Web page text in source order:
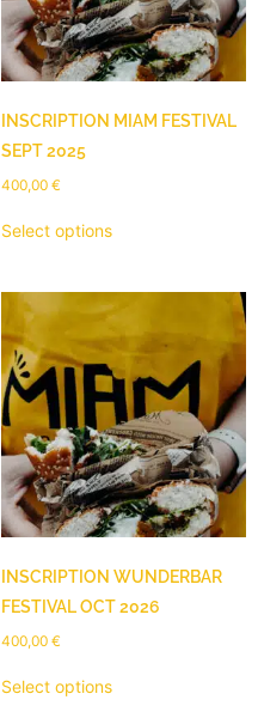
INSCRIPTION MIAM FESTIVAL
SEPT 2025
400,00 €
Select options
INSCRIPTION WUNDERBAR
FESTIVAL OCT 2026
400,00 €
Select options